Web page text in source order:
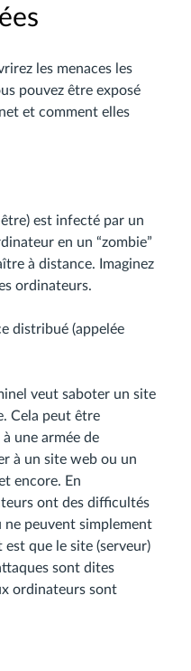
les menaces les
pouvez être exposé
et comment elles
est infecté par un
en un “zombie”
à distance. Imaginez
ordinateurs.
distribué (appelée
veut saboter un site
Cela peut être
une armée de
à un site web ou un
encore. En
ont des difficultés
ne peuvent simplement
que le site (serveur)
sont dites
ordinateurs sont